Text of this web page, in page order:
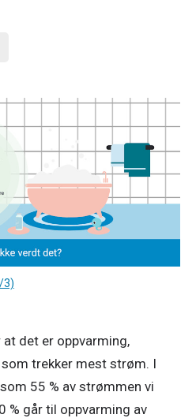
3)
det er oppvarming,
trekker mest strøm. I
55 % av strømmen vi
% går til oppvarming av